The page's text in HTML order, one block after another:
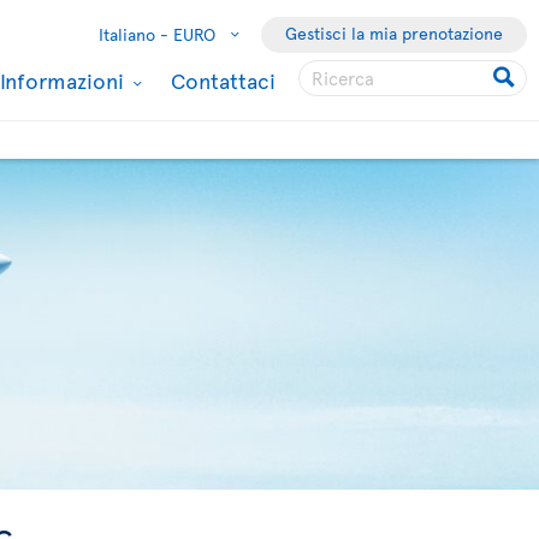
Italiano - EURO Gestisci la mia prenotazione
Informazioni Contattaci